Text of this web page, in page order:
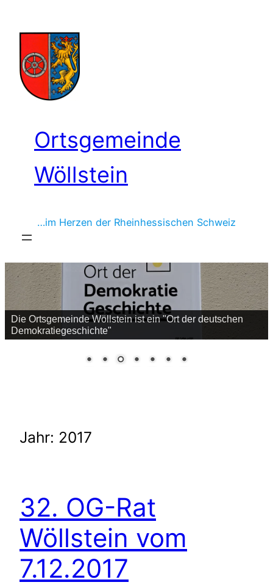
springen
Ortsgemeinde
Wöllstein
…im Herzen der Rheinhessischen Schweiz
Jahr: 2017
32. OG-Rat
Wöllstein vom
7.12.2017